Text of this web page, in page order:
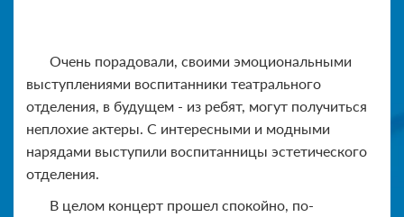
Очень порадовали, своими эмоциональными
выступлениями воспитанники театрального
отделения, в будущем - из ребят, могут получиться
неплохие актеры. С интересными и модными
нарядами выступили воспитанницы эстетического
отделения.
В целом концерт прошел спокойно, по-